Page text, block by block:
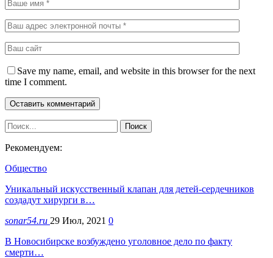
Save my name, email, and website in this browser for the next
time I comment.
Рекомендуем:
Общество
Уникальный искусственный клапан для детей-сердечников
создадут хирурги в…
sonar54.ru 29 Июл, 2021 0
В Новосибирске возбуждено уголовное дело по факту
смерти…